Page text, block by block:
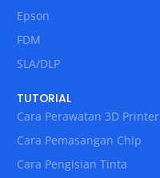
Epson
FDM
SLA/DLP
TUTORIAL
Cara Perawatan 3D Printer
Cara Pemasangan Chip
Cara Pengisian Tinta